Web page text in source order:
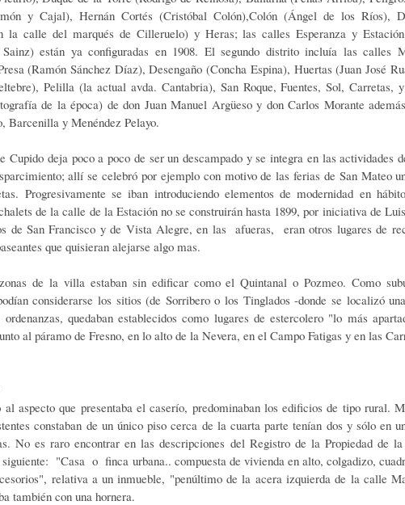
y Cajal), Hernán Cortés (Cristóbal Colón),Colón (Ángel de los Ríos),
la calle del marqués de Cilleruelo) y Heras; las calles Esperanza y
están ya configuradas en 1908. El segundo distrito incluía las calles
(Ramón Sánchez Díaz), Desengaño (Concha Espina), Huertas (Juan José
Pelilla (la actual avda. Cantabria), San Roque, Fuentes, Sol, Carretas,
de la época) de don Juan Manuel Argüeso y don Carlos Morante
Barcenilla y Menéndez Pelayo.
Cupido deja poco a poco de ser un descampado y se integra en las actividades
allí se celebró por ejemplo con motivo de las ferias de San Mateo
Progresivamente se iban introduciendo elementos de modernidad en
de la calle de la Estación no se construirán hasta 1899, por iniciativa de
de San Francisco y de Vista Alegre, en las afueras, eran otros lugares de
que quisieran alejarse algo mas.
de la villa estaban sin edificar como el Quintanal o Pozmeo. Como
considerarse los sitios (de Sorribero o los Tinglados -donde se localizó
ordenanzas, quedaban establecidos como lugares de estercolero "lo más
al páramo de Fresno, en lo alto de la Nevera, en el Campo Fatigas y en las
al aspecto que presentaba el caserío, predominaban los edificios de tipo rural.
constaban de un único piso cerca de la cuarta parte tenían dos y sólo en
No es raro encontrar en las descripciones del Registro de la Propiedad de la
"Casa o finca urbana.. compuesta de vivienda en alto, colgadizo,
relativa a un inmueble, "penúltimo de la acera izquierda de la calle
también con una hornera.